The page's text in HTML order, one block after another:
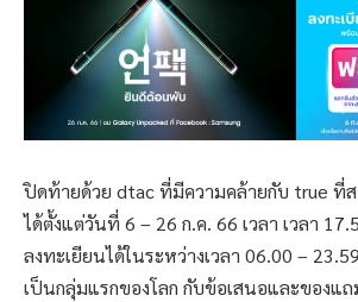
ปิดท้ายด้วย dtac ที่มีความคล้ายกับ true ที่ส
ได้ตั้งแต่วันที่ 6 – 26 ก.ค. 66 เวลา เวลา
ลงทะเยียนได้ในระหว่างเวลา 06.00 –
เป็นกลุ่มแรกของโลก กับข้อเสนอและของแ